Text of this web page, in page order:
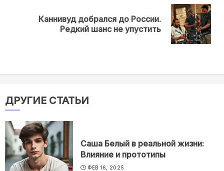
Каннивуд добрался до России.
Редкий шанс не упустить
ДРУГИЕ СТАТЬИ
Саша Белый в реальной жизни:
Влияние и прототипы
ФЕВ 16, 2025